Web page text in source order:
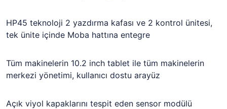
HP45 teknoloji 2 yazdırma kafası ve 2 kontrol ünitesi,
tek ünite içinde Moba hattına entegre
Tüm makinelerin 10.2 inch tablet ile tüm makinelerin
merkezi yönetimi, kullanıcı dostu arayüz
Açık viyol kapaklarını tespit eden sensor modülü